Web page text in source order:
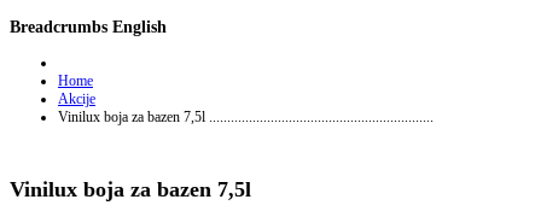
Breadcrumbs English
Home
Akcije
Vinilux boja za bazen 7,5l ..............................................................
Vinilux boja za bazen 7,5l